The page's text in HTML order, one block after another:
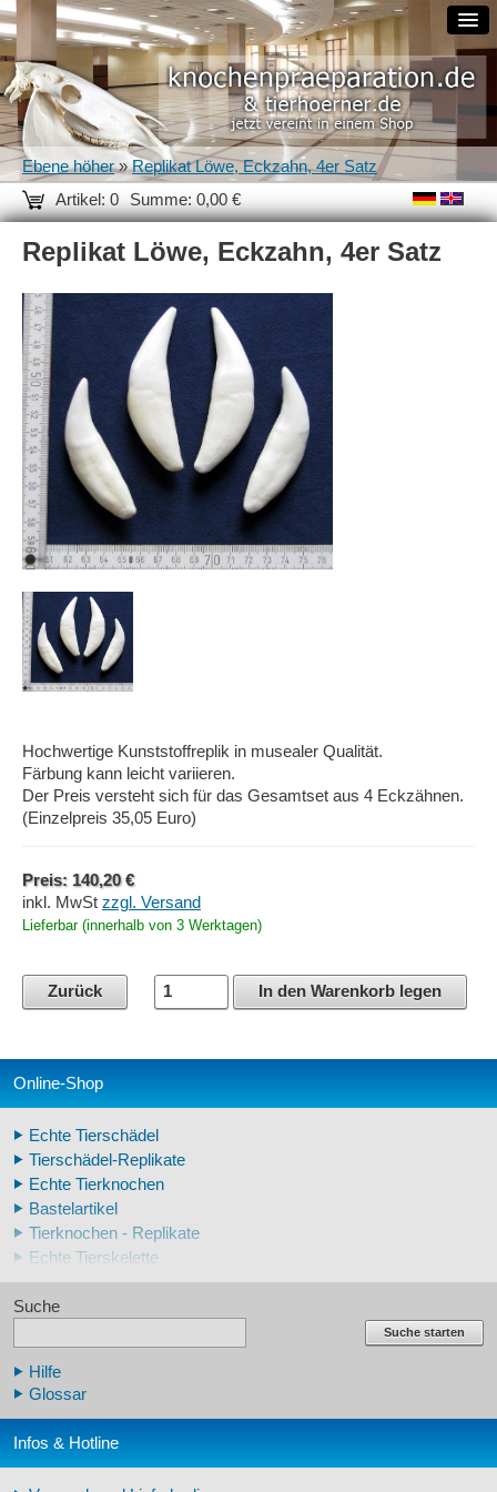
Artikel: 0 Summe: 0,00 €
Ebene höher»Replikat Löwe, Eckzahn, 4er Satz
Replikat Löwe, Eckzahn, 4er Satz
Hochwertige Kunststoffreplik in musealer Qualität.
Färbung kann leicht variieren.
Der Preis versteht sich für das Gesamtset aus 4 Eckzähnen.
(Einzelpreis 35,05 Euro)
Preis: 140,20 €
inkl. MwSt zzgl. Versand
Lieferbar (innerhalb von 3 Werktagen)
Zurück In den Warenkorb legen
Online-Shop
Echte Tierschädel
Tierschädel-Replikate
Echte Tierknochen
Bastelartikel
Tierknochen - Replikate
Echte Tierskelette
Echte Tierzähne
Krallen- und Zahnreplikate
Schädelreplikate Mensch
Knochenreplikate Mensch
Arm-/Beinskelette Mensch
Suche
Suche starten
Hilfe
Glossar
Infos & Hotline